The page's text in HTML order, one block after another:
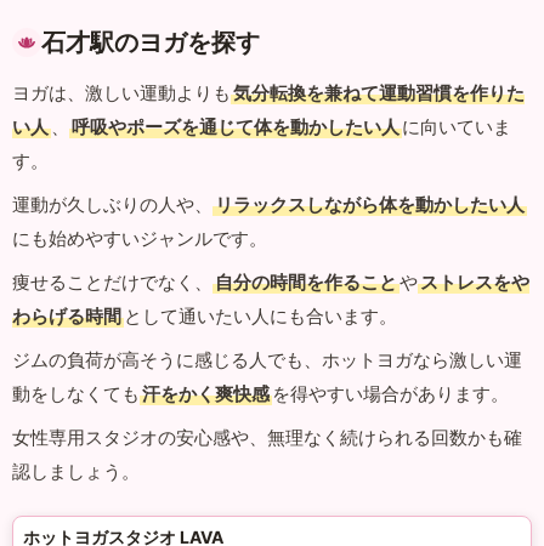
石才駅のヨガを探す
ヨガは、激しい運動よりも 気分転換を兼ねて運動習慣を作りた
い人 、 呼吸やポーズを通じて体を動かしたい人に向いていま
す。
運動が久しぶりの人や、
リラックスしながら体を動かしたい人
にも始めやすいジャンルです。
痩せることだけでなく、
自分の時間を作ることやストレスをや
わらげる時間 として通いたい人にも合います。
ジムの負荷が高そうに感じる人でも、ホットヨガなら激しい運
動をしなくても 汗をかく爽快感 を得やすい場合があります。
女性専用スタジオの安心感や、無理なく続けられる回数かも確
認しましょう。
ホットヨガスタジオ LAVA